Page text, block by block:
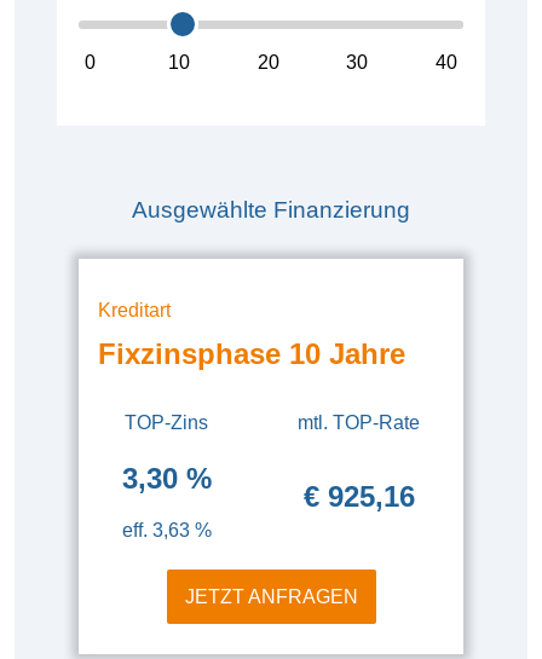
0 10 20 30 40
Ausgewählte Finanzierung
Kreditart
Fixzinsphase 10 Jahre
TOP-Zins
3,30 %
eff. 3,63 %
mtl. TOP-Rate
€ 925,16
JETZT ANFRAGEN